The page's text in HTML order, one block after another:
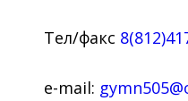
Тел/факс
e-mail: